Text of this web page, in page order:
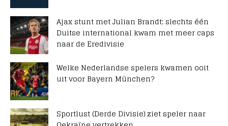
Ajax stunt met Julian Brandt: slechts één
Duitse international kwam met meer caps
naar de Eredivisie
Welke Nederlandse spelers kwamen ooit
uit voor Bayern München?
Sportlust (Derde Divisie) ziet speler naar